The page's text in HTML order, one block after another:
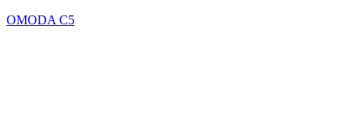
OMODA C5